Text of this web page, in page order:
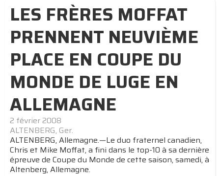
LES FRÈRES MOFFAT
PRENNENT NEUVIÈME
PLACE EN COUPE DU
MONDE DE LUGE EN
ALLEMAGNE
2 février 2008
ALTENBERG, Ger.
ALTENBERG, Allemagne.—Le duo fraternel canadien,
Chris et Mike Moffat, a fini dans le top-10 à sa dernière
épreuve de Coupe du Monde de cette saison, samedi, à
Altenberg, Allemagne.